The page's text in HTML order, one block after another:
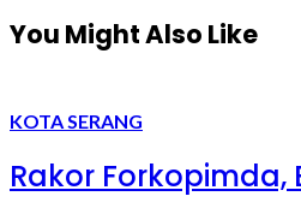
You Might Also Like
KOTA SERANG
Rakor